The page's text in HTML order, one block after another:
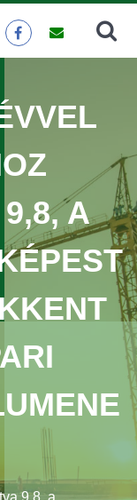
9,8, a
A